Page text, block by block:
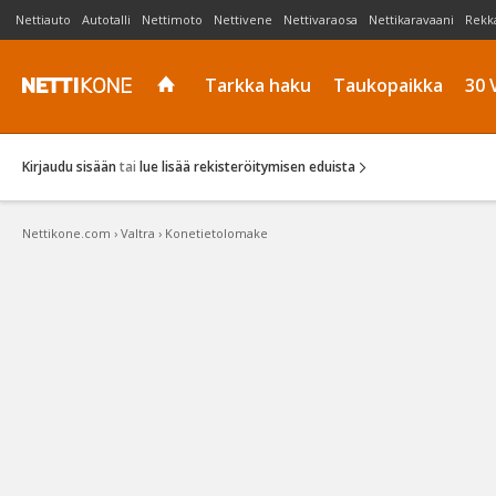
Nettiauto Autotalli Nettimoto Nettivene Nettivaraosa Nettikaravaani
Tarkka haku Taukopaikka 30
Kirjaudu sisään tai lue lisää rekisteröitymisen eduista
Nettikone.com › Valtra › Konetietolomake